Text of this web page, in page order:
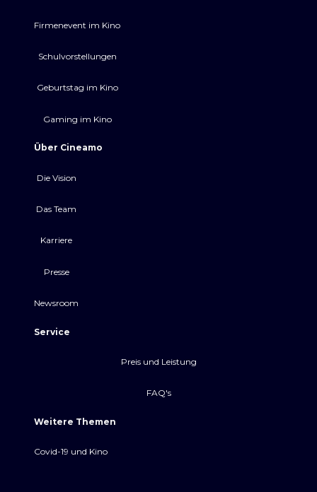
Firmenevent im Kino
Schulvorstellungen
Geburtstag im Kino
Gaming im Kino
Über Cineamo
Die Vision
Das Team
Karriere
Presse
Newsroom
Service
Preis und Leistung
FAQ's
Weitere Themen
Covid-19 und Kino